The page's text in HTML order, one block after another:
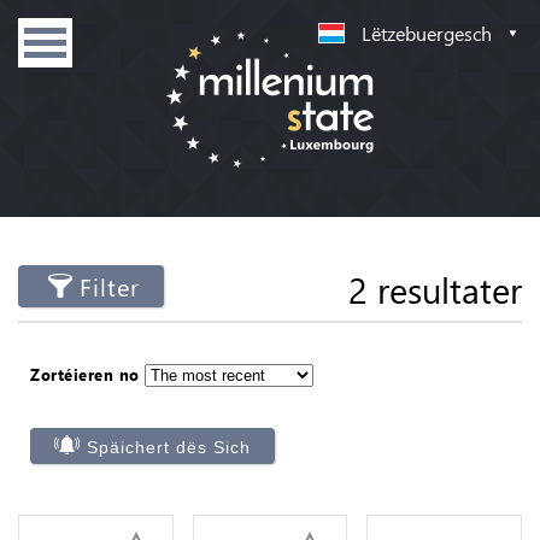
Lëtzebuergesch
Filter 2 resultater
Zortéieren no
Späichert dës Sich